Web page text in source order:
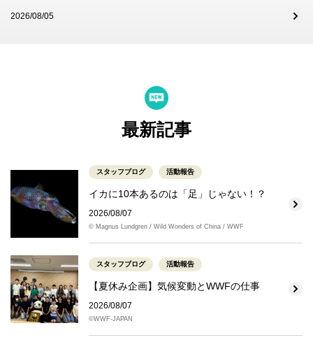
2026/08/05
最新記事
スタッフブログ 活動報告
イカに10本あるのは「足」じゃない！？
2026/08/07
© Magnus Lundgren / Wild Wonders of China / WWF
スタッフブログ 活動報告
【夏休み企画】気候変動とWWFの仕事
2026/08/07
©WWF-JAPAN